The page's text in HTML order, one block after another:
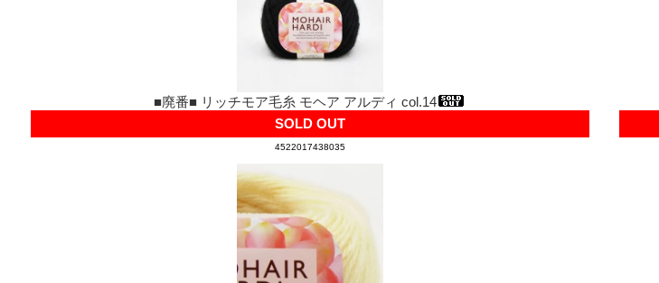
■廃番■ リッチモア毛糸 モヘア アルディ col.14
SOLD OUT
4522017438035